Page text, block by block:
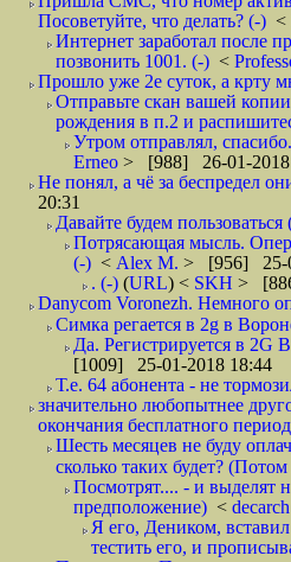
Посоветуйте, что делать? (-) <
Интернет заработал после
позвонить 1001. (-) <
Прошло уже 2е суток, а крту
Отправьте скан вашей
рождения в п.2 и
Утром отправлял,
Erneo > [988] 26-01-2018
Не понял, а чё за беспредел
20:31
Давайте будем
Потрясающая мысль.
(-) < Alex M. > [956] 25-
. (-) (URL) < SKH >
Danycom Voronezh. Немного
Симка регается в 2g в
Да. Регистрируется в
[1009] 25-01-2018 18:44
Т.е. 64 абонента - не
значительно любопытнее
окончания бесплатного
Шесть месяцев не буду
сколько таких будет?
Посмотрят.... - и выделят
предположение) < decarch
Я его, Деником,
тестить его, и